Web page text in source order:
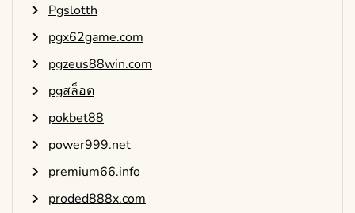
Pgslotth
pgx62game.com
pgzeus88win.com
pgสล็อต
pokbet88
power999.net
premium66.info
proded888x.com